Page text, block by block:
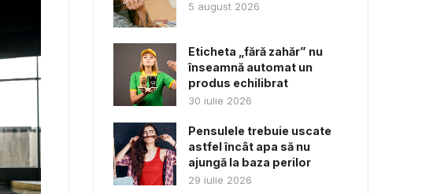
5 august 2026
Eticheta „fără zahăr” nu
înseamnă automat un
produs echilibrat
30 iulie 2026
Pensulele trebuie uscate
astfel încât apa să nu
ajungă la baza perilor
29 iulie 2026